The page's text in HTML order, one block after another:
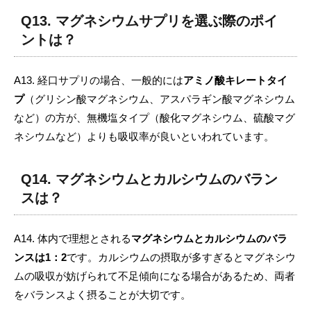
Q13. マグネシウムサプリを選ぶ際のポイ
ントは？
A13. 経口サプリの場合、一般的にはアミノ酸キレートタイ
プ（グリシン酸マグネシウム、アスパラギン酸マグネシウム
など）の方が、無機塩タイプ（酸化マグネシウム、硫酸マグ
ネシウムなど）よりも吸収率が良いといわれています。
Q14. マグネシウムとカルシウムのバラン
スは？
A14. 体内で理想とされるマグネシウムとカルシウムのバラ
ンスは1：2です。カルシウムの摂取が多すぎるとマグネシウ
ムの吸収が妨げられて不足傾向になる場合があるため、両者
をバランスよく摂ることが大切です。